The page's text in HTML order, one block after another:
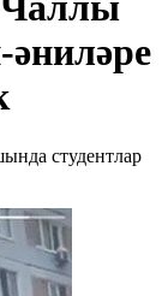
студентлар